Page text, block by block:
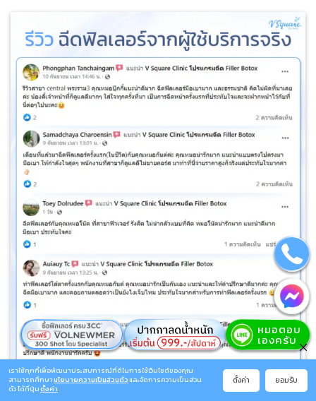
เราใช้คุกกี้เพื่อพัฒนาประสบการณ์ที่ดีในการใช้เว็บไซต์ของคุณ
สามารถศึกษานโยบายความเป็นส่วนตัว และจัดการความเป็นส่วน
ตัว ได้ที่ปุ่มตั้งค่า
ตั้งค่า ยอมรับ